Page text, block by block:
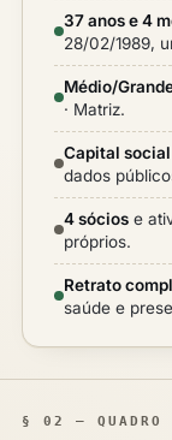
37 anos e 4
28/02/1989,
Médio/
· Matriz.
Capital
dados
4 sócios e
próprios.
Retrato
saúde e
§ 02 — QUADRO